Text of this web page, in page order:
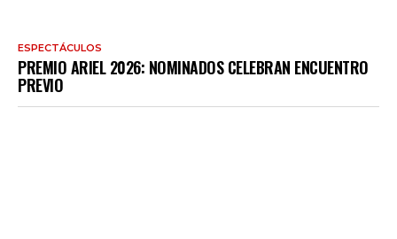
ESPECTÁCULOS
PREMIO ARIEL 2026: NOMINADOS CELEBRAN ENCUENTRO
PREVIO